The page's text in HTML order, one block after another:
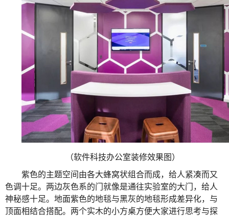
（软件科技办公室装修效果图）
紫色的主题空间由各大蜂窝状组合而成，给人紧凑而又
色调十足。两边灰色系的门就像是通往实验室的大门，给人
神秘感十足。地面紫色的地毯与黑灰的地毯形成差异化，与
顶面相结合搭配。两个实木的小方桌方便大家进行思考与探